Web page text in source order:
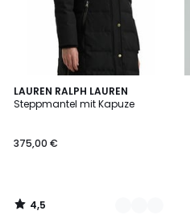
LAUREN RALPH LAUREN
Steppmantel mit Kapuze
375,00 €
4,5
/ 5
2
Farben
4,5
/